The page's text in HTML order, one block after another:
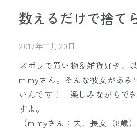
数えるだけで捨て
2017年11月20日
ズボラで買い物＆雑貨好き、
mimyさん。そんな彼女があ
いんです！ 楽しみながらで
すよ。
（mimyさん：夫、長女（8歳